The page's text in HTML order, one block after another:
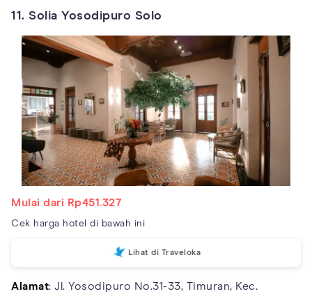
11. Solia Yosodipuro Solo
Mulai dari Rp451.327
Cek harga hotel di bawah ini
Lihat di Traveloka
Alamat: Jl. Yosodipuro No.31-33, Timuran, Kec.